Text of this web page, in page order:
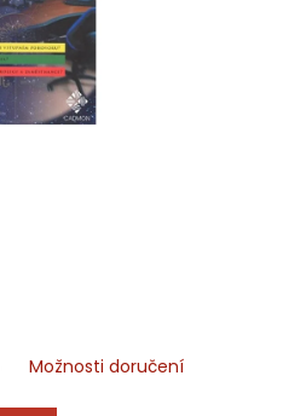
Možnosti doručení